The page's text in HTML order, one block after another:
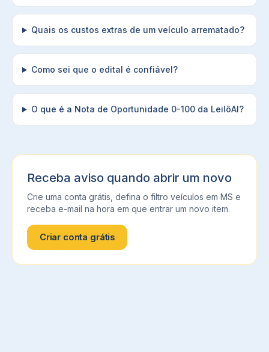
Quais os custos extras de um veículo arrematado?
Como sei que o edital é confiável?
O que é a Nota de Oportunidade 0-100 da LeilôAI?
Receba aviso quando abrir um novo
Crie uma conta grátis, defina o filtro veículos em MS e
receba e-mail na hora em que entrar um novo item.
Criar conta grátis